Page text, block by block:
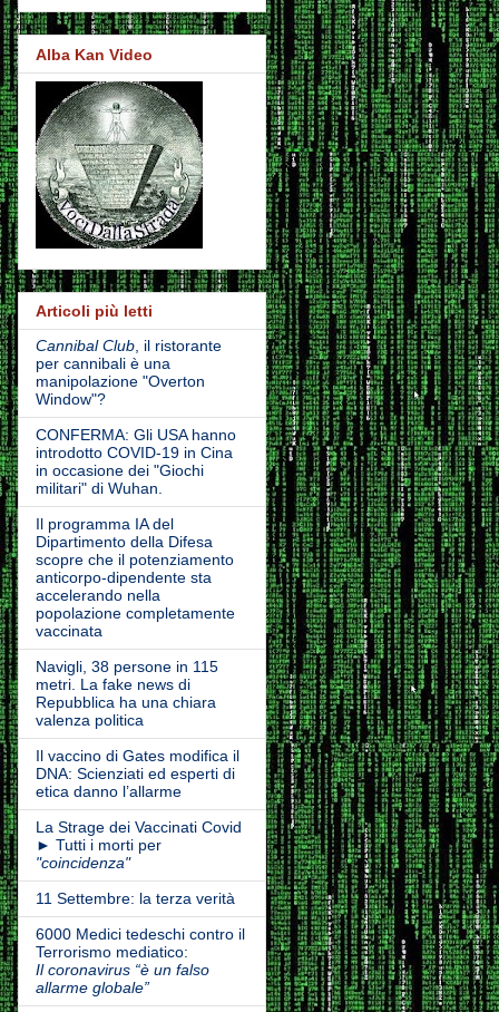
Alba Kan Video
Articoli più letti
Cannibal Club, il ristorante
per cannibali è una
manipolazione "Overton
Window"?
CONFERMA: Gli USA hanno
introdotto COVID-19 in Cina
in occasione dei "Giochi
militari" di Wuhan.
Il programma IA del
Dipartimento della Difesa
scopre che il potenziamento
anticorpo-dipendente sta
accelerando nella
popolazione completamente
vaccinata
Navigli, 38 persone in 115
metri. La fake news di
Repubblica ha una chiara
valenza politica
Il vaccino di Gates modifica il
DNA: Scienziati ed esperti di
etica danno l’allarme
La Strage dei Vaccinati Covid
► Tutti i morti per
"coincidenza"
11 Settembre: la terza verità
6000 Medici tedeschi contro il
Terrorismo mediatico:
Il coronavirus “è un falso
allarme globale”